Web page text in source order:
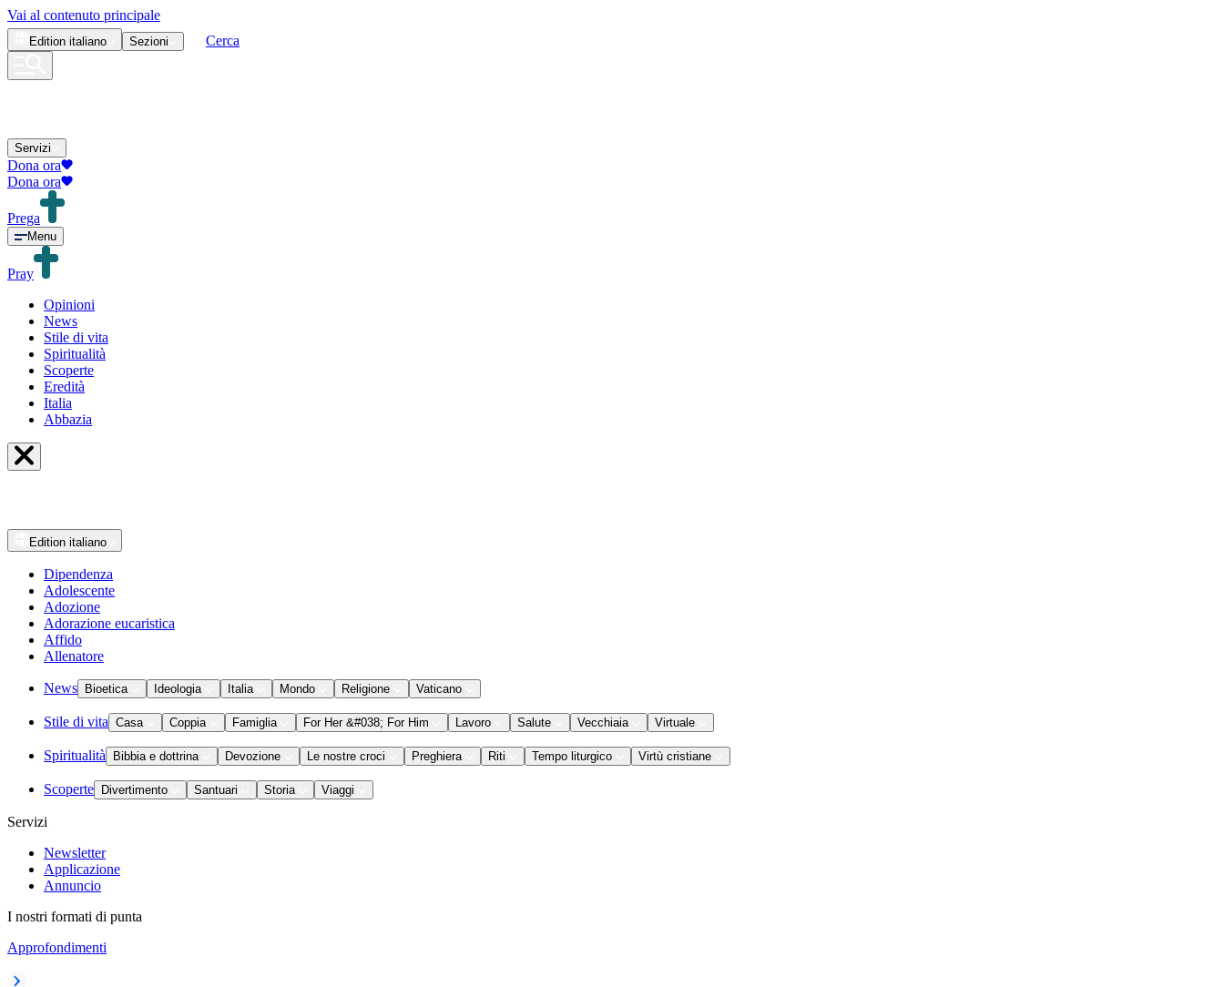
Vai al contenuto principale
Edition italiano Sezioni Cerca
Servizi
Dona ora
Dona ora
Prega
Menu
Pray
Opinioni
News
Stile di vita
Spiritualità
Scoperte
Eredità
Italia
Abbazia
Edition italiano
Dipendenza
Adolescente
Adozione
Adorazione eucaristica
Affido
Allenatore
News Bioetica Ideologia Italia Mondo Religione Vaticano
Stile di vita Casa Coppia Famiglia For Her &#038; For Him Lavoro Salute Vecchiaia Virtuale
Spiritualità Bibbia e dottrina Devozione Le nostre croci Preghiera Riti Tempo liturgico Virtù cristiane
Scoperte Divertimento Santuari Storia Viaggi
Servizi
Newsletter
Applicazione
Annuncio
I nostri formati di punta
Approfondimenti